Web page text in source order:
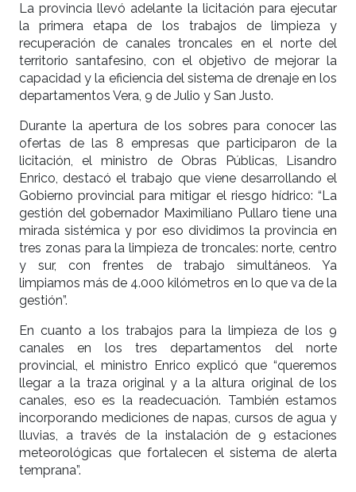
La provincia llevó adelante la licitación para ejecutar
la primera etapa de los trabajos de limpieza y
recuperación de canales troncales en el norte del
territorio santafesino, con el objetivo de mejorar la
capacidad y la eficiencia del sistema de drenaje en los
departamentos Vera, 9 de Julio y San Justo.
Durante la apertura de los sobres para conocer las
ofertas de las 8 empresas que participaron de la
licitación, el ministro de Obras Públicas, Lisandro
Enrico, destacó el trabajo que viene desarrollando el
Gobierno provincial para mitigar el riesgo hídrico: “La
gestión del gobernador Maximiliano Pullaro tiene una
mirada sistémica y por eso dividimos la provincia en
tres zonas para la limpieza de troncales: norte, centro
y sur, con frentes de trabajo simultáneos. Ya
limpiamos más de 4.000 kilómetros en lo que va de la
gestión”.
En cuanto a los trabajos para la limpieza de los 9
canales en los tres departamentos del norte
provincial, el ministro Enrico explicó que “queremos
llegar a la traza original y a la altura original de los
canales, eso es la readecuación. También estamos
incorporando mediciones de napas, cursos de agua y
lluvias, a través de la instalación de 9 estaciones
meteorológicas que fortalecen el sistema de alerta
temprana”.